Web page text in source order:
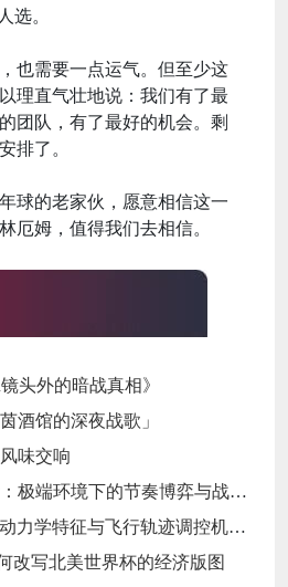
选。
也需要一点运气。但至少这
理直气壮地说：我们有了最
团队，有了最好的机会。剩
排了。
球的老家伙，愿意相信这一
厄姆，值得我们去相信。
头外的暗战真相》
酒馆的深夜战歌」
味交响
跨洲附加赛的气候变量：极端环境下的节奏博弈与战术自适应
“高海拔538米足球空气动力学特征与飞行轨迹调控机制——以2026世界杯BBVA球场为实证场景”
改写北美世界杯的经济版图